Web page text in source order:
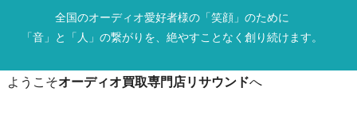
全国のオーディオ愛好者様の「笑顔」のために
「音」と「人」の繋がりを、絶やすことなく創り続けます。
ようこそオーディオ買取専門店リサウンドへ